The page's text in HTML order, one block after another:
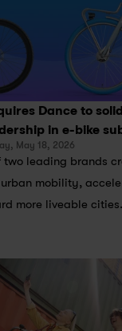
Dance to
in e-bike
May 18, 2026
leading brands
mobility,
more liveable cities.